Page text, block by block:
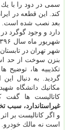
سمی در دود را با
كند. این قطعه در
بعد نصب شده است.
دارد و وجود گوگرد
بنزن سوخت از حد
تكذیبیه ها، توضیح
گردید. به دنبال
مكانیك دانشگاه
كاتالیست ها گفت
غیراستاندارد، سبب
و اگر كاتالیست بر
است نه مالك خودرو.